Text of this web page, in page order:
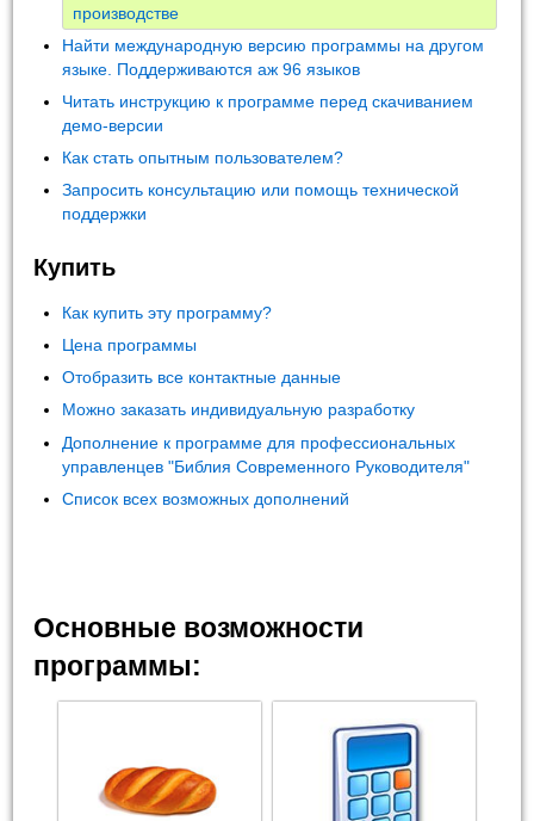
производстве
Найти международную версию программы на другом
языке. Поддерживаются аж 96 языков
Читать инструкцию к программе перед скачиванием
демо-версии
Как стать опытным пользователем?
Запросить консультацию или помощь технической
поддержки
Купить
Как купить эту программу?
Цена программы
Отобразить все контактные данные
Можно заказать индивидуальную разработку
Дополнение к программе для профессиональных
управленцев "Библия Современного Руководителя"
Список всех возможных дополнений
Основные возможности
программы: